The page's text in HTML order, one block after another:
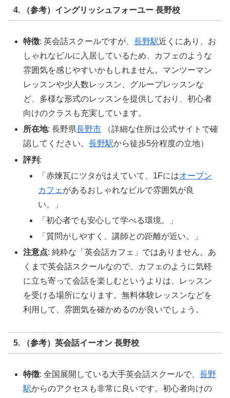
4. （参考）イングリッシュフォーユー 長野校
特徴: 英会話スクールですが、長野駅近くにあり、お
しゃれなビルに入居しているため、カフェのような
雰囲気を感じやすいかもしれません。マンツーマン
レッスンや少人数レッスン、グループレッスンな
ど、多様な形式のレッスンを提供しており、初心者
向けのクラスも充実しています。
所在地: 長野県長野市 （詳細な住所は公式サイトで確
認してください。長野駅から徒歩5分程度の立地）
評判 :
「赤煉瓦にツタがはえていて、1Fにはオープン
カフェ があるおしゃれなビルで雰囲気が良
い。」
「初心者でも安心して学べる環境。」
「質問がしやすく、講師との距離が近い。」
注意点: 純粋な「英会話カフェ」ではありません。あ
くまで英会話スクールなので、カフェのように気軽
に立ち寄って会話を楽しむというよりは、レッスン
を受ける場所になります。無料体験レッスンなどを
利用して、雰囲気を確かめるのが良いでしょう。
5. （参考）英会話イーオン 長野校
特徴: 全国展開している大手英会話スクールで、長野
駅からのアクセスも非常に良いです。初心者向けの